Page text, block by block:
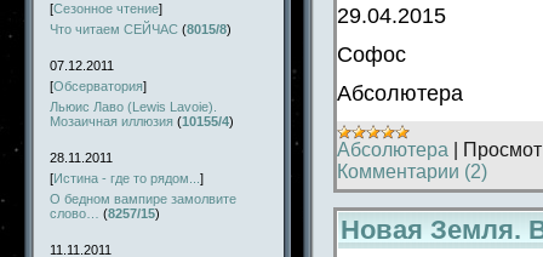
[Сезонное чтение]
Что читаем СЕЙЧАС (8015/8)
07.12.2011
[Обсерватория]
Льюис Лаво (Lewis Lavoie).
Мозаичная иллюзия (10155/4)
28.11.2011
[Истина - где то рядом... ]
О бедном вампире замолвите
слово…
(8257/15)
11.11.2011
29.04.2015
Софос
Абсолютера
Абсолютера
Комментарии (2)
Новая Земля.